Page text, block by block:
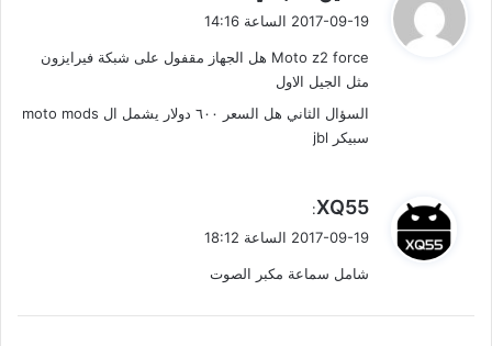
فّ
ي
ق
ل
2017-09-19 الساعة 14:16
Moto z2 force هل الجهاز مقفول على شبكة فيرايزون
مثل الجيل الاول
السؤال الثاني هل السعر ٦٠٠ دولار يشمل ال moto mods
سبيكر jbl
ي
ق
ل
XQ55
:
2017-09-19 الساعة 18:12
شامل سماعة مكبر الصوت